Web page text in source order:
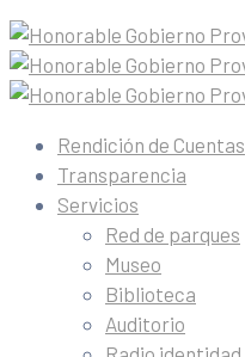
Rendición de Cuentas
Transparencia
Servicios
Red de parques
Museo
Biblioteca
Auditorio